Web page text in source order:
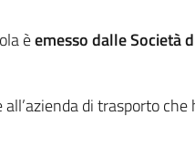
èemesso dalle Società
di trasporto che